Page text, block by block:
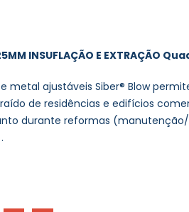
INSUFLAÇÃO E EXTRAÇÃO
metal ajustáveis ​​Siber® Blow
de residências e edifícios
durante reformas